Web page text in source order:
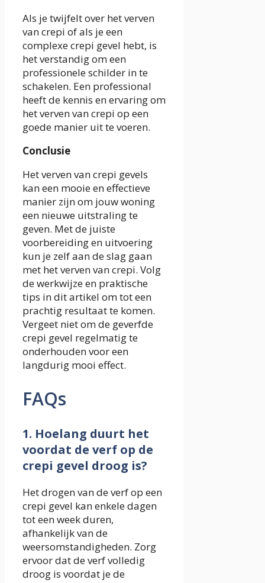
Als je twijfelt over het verven
van crepi of als je een
complexe crepi gevel hebt, is
het verstandig om een
professionele schilder in te
schakelen. Een professional
heeft de kennis en ervaring om
het verven van crepi op een
goede manier uit te voeren.
Conclusie
Het verven van crepi gevels
kan een mooie en effectieve
manier zijn om jouw woning
een nieuwe uitstraling te
geven. Met de juiste
voorbereiding en uitvoering
kun je zelf aan de slag gaan
met het verven van crepi. Volg
de werkwijze en praktische
tips in dit artikel om tot een
prachtig resultaat te komen.
Vergeet niet om de geverfde
crepi gevel regelmatig te
onderhouden voor een
langdurig mooi effect.
FAQs
1. Hoelang duurt het
voordat de verf op de
crepi gevel droog is?
Het drogen van de verf op een
crepi gevel kan enkele dagen
tot een week duren,
afhankelijk van de
weersomstandigheden. Zorg
ervoor dat de verf volledig
droog is voordat je de